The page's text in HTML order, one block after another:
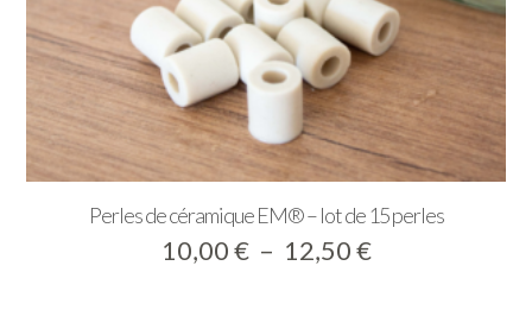
Perles de céramique EM® – lot de 15 perles
10,00€ – 12,50€Plage